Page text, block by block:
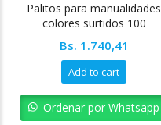
Palitos para manualidades
colores surtidos 100
Bs. 1.740,41
Add to cart
Ordenar por Whatsapp